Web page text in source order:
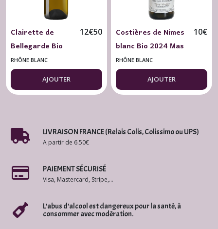
Clairette de
Bellegarde Bio
2023 Mas Carlot
Terre Natale 75
cl.
12€50
RHÔNE BLANC
AJOUTER
Costières de Nimes
blanc Bio 2024 Mas
des Bressades
Tradition 75 cl.
10€
RHÔNE BLANC
AJOUTER
LIVRAISON FRANCE (Relais Colis, Colissimo ou UPS)
A partir de 6.50€
PAIEMENT SÉCURISÉ
Visa, Mastercard, Stripe,...
L'abus d'alcool est dangereux pour la santé, à
consommer avec modération.